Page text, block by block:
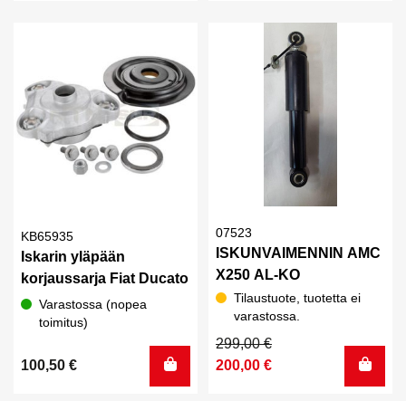
KB65935
Iskarin yläpään
korjaussarja Fiat Ducato
Varastossa (nopea
toimitus)
100,50 €
07523
ISKUNVAIMENNIN AMC
X250 AL-KO
Tilaustuote, tuotetta ei
varastossa.
299,00€
Alkuperäinen
hinta
200,00 €
Nykyinen
hinta